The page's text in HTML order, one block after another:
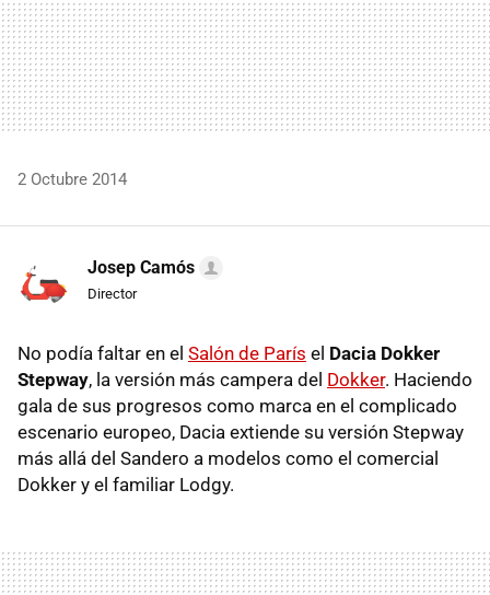
2 Octubre 2014
Josep Camós
Director
No podía faltar en el Salón de París el Dacia Dokker
Stepway, la versión más campera del Dokker. Haciendo
gala de sus progresos como marca en el complicado
escenario europeo, Dacia extiende su versión Stepway
más allá del Sandero a modelos como el comercial
Dokker y el familiar Lodgy.